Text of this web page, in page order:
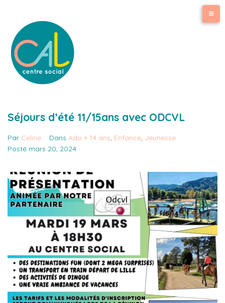
Séjours d’été 11/15ans avec ODCVL
Par Celine Dans Ado + 14 ans, Enfance, Jeunesse
Posté mars 20, 2024